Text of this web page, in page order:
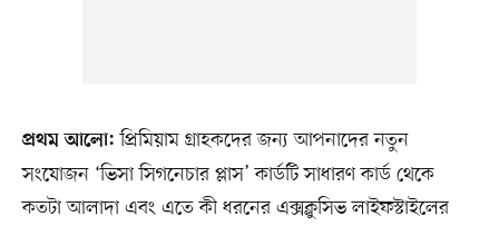
প্রথম আলো: প্রিমিয়াম গ্রাহকদের জন্য আপনাদের নতুন
সংযোজন ‘ভিসা সিগনেচার প্লাস’ কার্ডটি সাধারণ কার্ড থেকে
কতটা আলাদা এবং এতে কী ধরনের এক্সক্লুসিভ লাইফস্টাইলের